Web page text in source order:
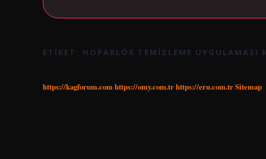
ETIKET: HOPARLÖR TEMIZLEME UYGULAMASI
https://kagforum.comhttps://omy.com.trhttps://eru.com.trSitemap